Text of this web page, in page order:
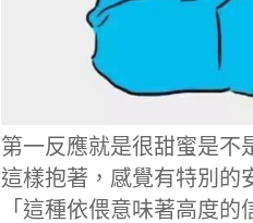
第一反應就是很甜蜜是不
這樣抱著，感覺有特別的
「這種依偎意味著高度